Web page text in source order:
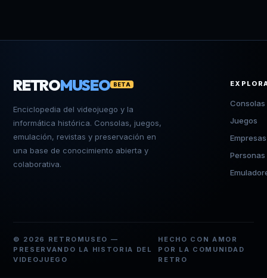
RETROMUSEO BETA
Enciclopedia del videojuego y la
informática histórica. Consolas, juegos,
emulación, revistas y preservación en
una base de conocimiento abierta y
colaborativa.
Consolas
Juegos
Empresas
Personas
© 2026 RETROMUSEO —
PRESERVANDO LA HISTORIA DEL
VIDEOJUEGO
HECHO CON AMOR
POR LA COMUNIDAD
RETRO